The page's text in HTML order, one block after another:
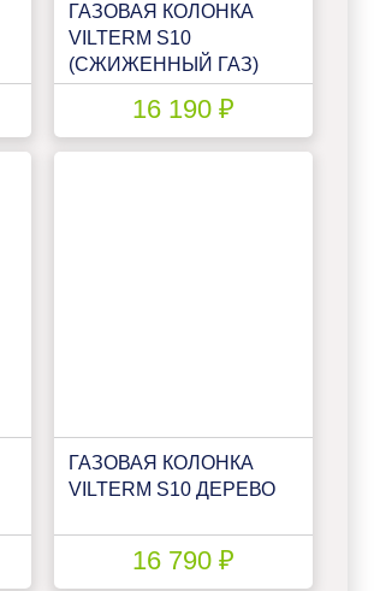
ГАЗОВАЯ КОЛОНКА
VILTERM S10
(СЖИЖЕННЫЙ ГАЗ)
16 190 ₽
ГАЗОВАЯ КОЛОНКА
VILTERM S10 ДЕРЕВО
16 790 ₽